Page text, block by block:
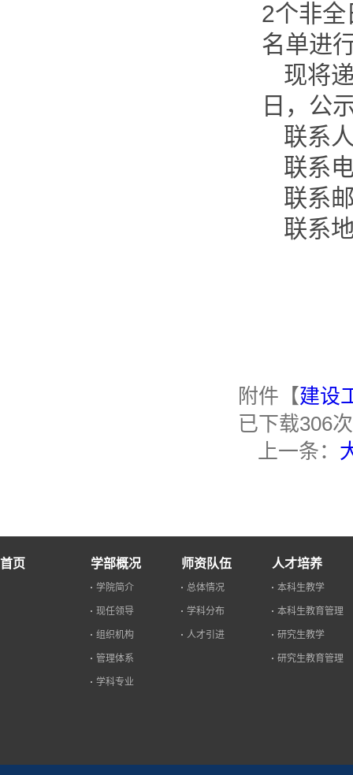
2个非全
名单进
现将
日，公
联系
联系
联系
联系
附件【建设
已下载306次
上一条：
首页 学部概况
学院简介
现任领导
组织机构
管理体系
学科专业
师资队伍
总体情况
学科分布
人才引进
人才培养
本科生教学
本科生教育管理
研究生教学
研究生教育管理